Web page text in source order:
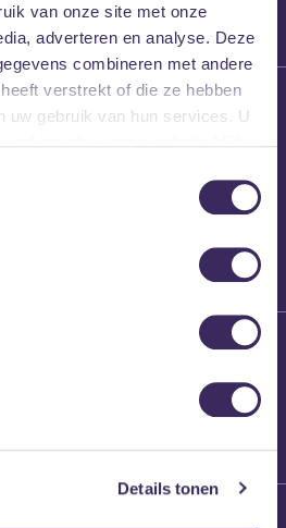
van onze site met onze
adverteren en analyse. Deze
combineren met andere
verstrekt of die ze hebben
uw gebruik van hun services. U
Details tonen
26 maart 2026
Willem’s Blog: High
Brennt Vanneste